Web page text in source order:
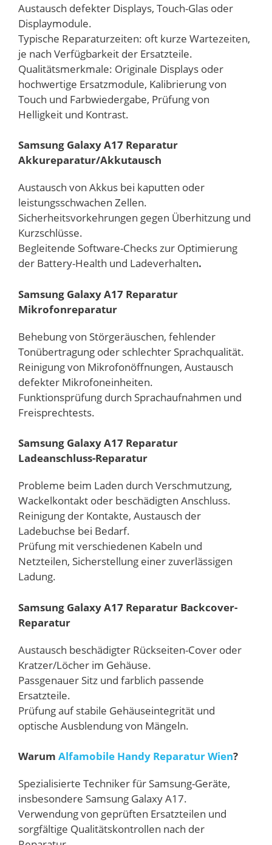
Austausch defekter Displays, Touch-Glas oder
Displaymodule.
Typische Reparaturzeiten: oft kurze Wartezeiten,
je nach Verfügbarkeit der Ersatzteile.
Qualitätsmerkmale: Originale Displays oder
hochwertige Ersatzmodule, Kalibrierung von
Touch und Farbwiedergabe, Prüfung von
Helligkeit und Kontrast.
Samsung Galaxy A17 Reparatur
Akkureparatur/Akkutausch
Austausch von Akkus bei kaputten oder
leistungsschwachen Zellen.
Sicherheitsvorkehrungen gegen Überhitzung und
Kurzschlüsse.
Begleitende Software-Checks zur Optimierung
der Battery-Health und Ladeverhalten.
Samsung Galaxy A17 Reparatur
Mikrofonreparatur
Behebung von Störgeräuschen, fehlender
Tonübertragung oder schlechter Sprachqualität.
Reinigung von Mikrofonöffnungen, Austausch
defekter Mikrofoneinheiten.
Funktionsprüfung durch Sprachaufnahmen und
Freisprechtests.
Samsung Galaxy A17 Reparatur
Ladeanschluss-Reparatur
Probleme beim Laden durch Verschmutzung,
Wackelkontakt oder beschädigten Anschluss.
Reinigung der Kontakte, Austausch der
Ladebuchse bei Bedarf.
Prüfung mit verschiedenen Kabeln und
Netzteilen, Sicherstellung einer zuverlässigen
Ladung.
Samsung Galaxy A17 Reparatur Backcover-
Reparatur
Austausch beschädigter Rückseiten-Cover oder
Kratzer/Löcher im Gehäuse.
Passgenauer Sitz und farblich passende
Ersatzteile.
Prüfung auf stabile Gehäuseintegrität und
optische Ausblendung von Mängeln.
Warum Alfamobile Handy Reparatur Wien?
Spezialisierte Techniker für Samsung-Geräte,
insbesondere Samsung Galaxy A17.
Verwendung von geprüften Ersatzteilen und
sorgfältige Qualitätskontrollen nach der